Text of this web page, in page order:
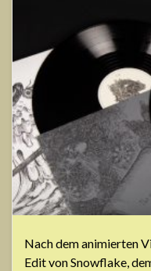
Nach dem animierten
Edit von Snowflake,